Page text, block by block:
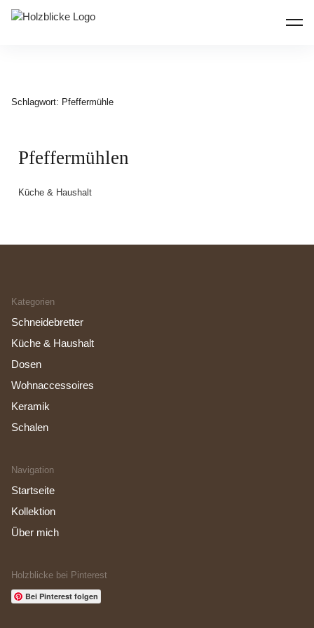
Inhalte
überspringen
Holzblicke
Schlagwort: Pfeffermühle
Pfeffermühlen
Küche & Haushalt
Kategorien
Schneidebretter
Küche & Haushalt
Dosen
Wohnaccessoires
Keramik
Schalen
Navigation
Startseite
Kollektion
Über mich
Holzblicke bei Pinterest
Bei Pinterest folgen